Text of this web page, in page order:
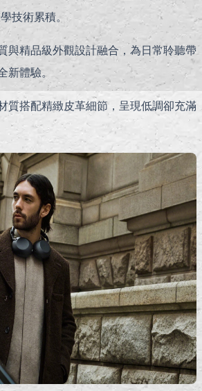
技術累積。
與精品級外觀設計融合，為日常聆聽帶
新體驗。
質搭配精緻皮革細節，呈現低調卻充滿